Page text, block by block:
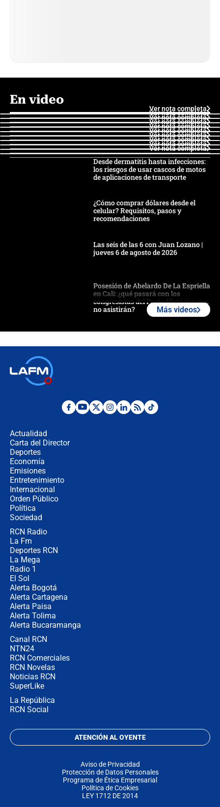
En video
Ver nota completa
Ver nota completa
Ver nota completa
Ver nota completa
Ver nota completa
Ver nota completa
Ver nota completa
Ver nota completa
Ver nota completa
Ver nota completa
Desde dermatitis hasta infecciones:
los riesgos de usar cascos de motos
de aplicaciones de transporte
¿Cómo comprar dólares desde el
celular? Requisitos, pasos y
recomendaciones
Las seis de las 6 con Juan Lozano |
jueves 6 de agosto de 2026
Posesión de Abelardo De La Espriella
en Cali: ¿qué pasará con los
congresistas del Pacto Histórico que
no asistirán?
¿Por qué De la Espriella gobernará
Más videos
Actualidad
Carta del Director
Deportes
Economía
Emisiones
Entretenimiento
Internacional
Orden Público
Política
Sociedad
RCN Radio
La Fm
Deportes RCN
La Mega
Radio 1
El Sol
Alerta Bogotá
Alerta Cartagena
Alerta Paisa
Alerta Tolima
Alerta Bucaramanga
Canal RCN
NTN24
RCN Comerciales
RCN Novelas
Noticias RCN
SuperLike
La República
RCN Social
ATENCIÓN AL OYENTE
Aviso de Privacidad
Protección de Datos Personales
Programa de Ética Empresarial
Política de Cookies
LEY 1712 DE 2014